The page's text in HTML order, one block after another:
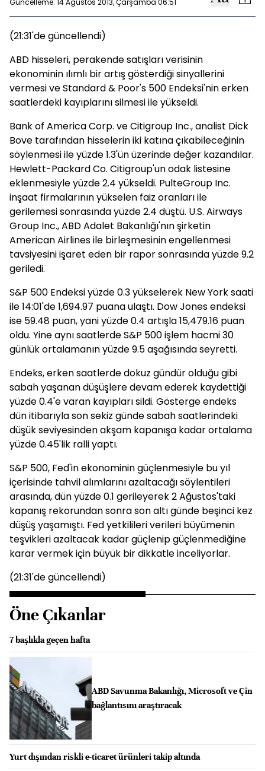
(21:31'de güncellendi)
ABD hisseleri, perakende satışları verisinin
ekonominin ılımlı bir artış gösterdiği sinyallerini
vermesi ve Standard & Poor's 500 Endeksi'nin erken
saatlerdeki kayıplarını silmesi ile yükseldi.
Bank of America Corp. ve Citigroup Inc., analist Dick
Bove tarafından hisselerin iki katına çıkabileceğinin
söylenmesi ile yüzde 1.3'ün üzerinde değer kazandılar.
Hewlett-Packard Co. Citigroup'un odak listesine
eklenmesiyle yüzde 2.4 yükseldi. PulteGroup Inc.
inşaat firmalarının yükselen faiz oranları ile
gerilemesi sonrasında yüzde 2.4 düştü. U.S. Airways
Group Inc., ABD Adalet Bakanlığı'nın şirketin
American Airlines ile birleşmesinin engellenmesi
tavsiyesini işaret eden bir rapor sonrasında yüzde 9.2
geriledi.
S&P 500 Endeksi yüzde 0.3 yükselerek New York saati
ile 14:01'de 1,694.97 puana ulaştı. Dow Jones endeksi
ise 59.48 puan, yani yüzde 0.4 artışla 15,479.16 puan
oldu. Yine aynı saatlerde S&P 500 işlem hacmi 30
günlük ortalamanın yüzde 9.5 aşağısında seyretti.
Endeks, erken saatlerde dokuz gündür olduğu gibi
sabah yaşanan düşüşlere devam ederek kaydettiği
yüzde 0.4'e varan kayıpları sildi. Gösterge endeks
dün itibarıyla son sekiz günde sabah saatlerindeki
düşük seviyesinden akşam kapanışa kadar ortalama
yüzde 0.45'lik ralli yaptı.
S&P 500, Fed'in ekonominin güçlenmesiyle bu yıl
içerisinde tahvil alımlarını azaltacağı söylentileri
arasında, dün yüzde 0.1 gerileyerek 2 Ağustos'taki
kapanış rekorundan sonra son altı günde beşinci kez
düşüş yaşamıştı. Fed yetkilileri verileri büyümenin
teşvikleri azaltacak kadar güçlenip güçlenmediğine
karar vermek için büyük bir dikkatle inceliyorlar.
(21:31'de güncellendi)
Öne Çıkanlar
7 başlıkla geçen hafta
ABD Savunma Bakanlığı, Microsoft ve Çin
bağlantısını araştıracak
Yurt dışından riskli e-ticaret ürünleri takip altında